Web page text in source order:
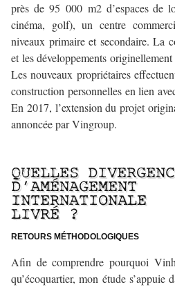
près de 95 000 m2d’espaces de
cinéma, golf), un centre
niveaux primaire et secondaire. La
et les développements
Les nouveaux propriétaires
construction personnelles en lien
En 2017, l’extension du projet
annoncée par Vingroup.
QUELLES
INTERNATIONALE
LIVRÉ ?
RETOURS MÉTHODOLOGIQUES
Afin de comprendre pourquoi
qu’écoquartier, mon étude s’appuie